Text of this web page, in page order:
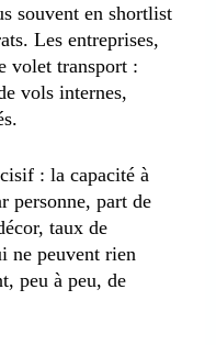
souvent en shortlist
Les entreprises,
volet transport :
vols internes,
: la capacité à
personne, part de
taux de
ne peuvent rien
peu à peu, de